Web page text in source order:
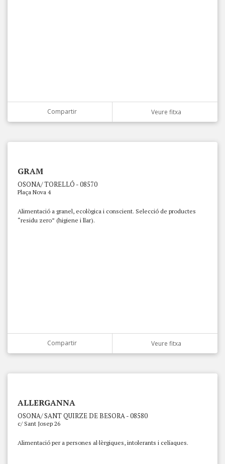
Compartir Veure fitxa
GRAM
OSONA/ TORELLÓ - 08570
Plaça Nova 4
Alimentació a granel, ecològica i conscient. Selecció de productes
“residu zero” (higiene i llar).
Compartir Veure fitxa
ALLERGANNA
OSONA/ SANT QUIRZE DE BESORA - 08580
c/ Sant Josep 26
Alimentació per a persones al·lèrgiques, intolerants i celíaques.